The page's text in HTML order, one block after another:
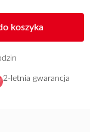
koszyka
2-letnia gwarancja